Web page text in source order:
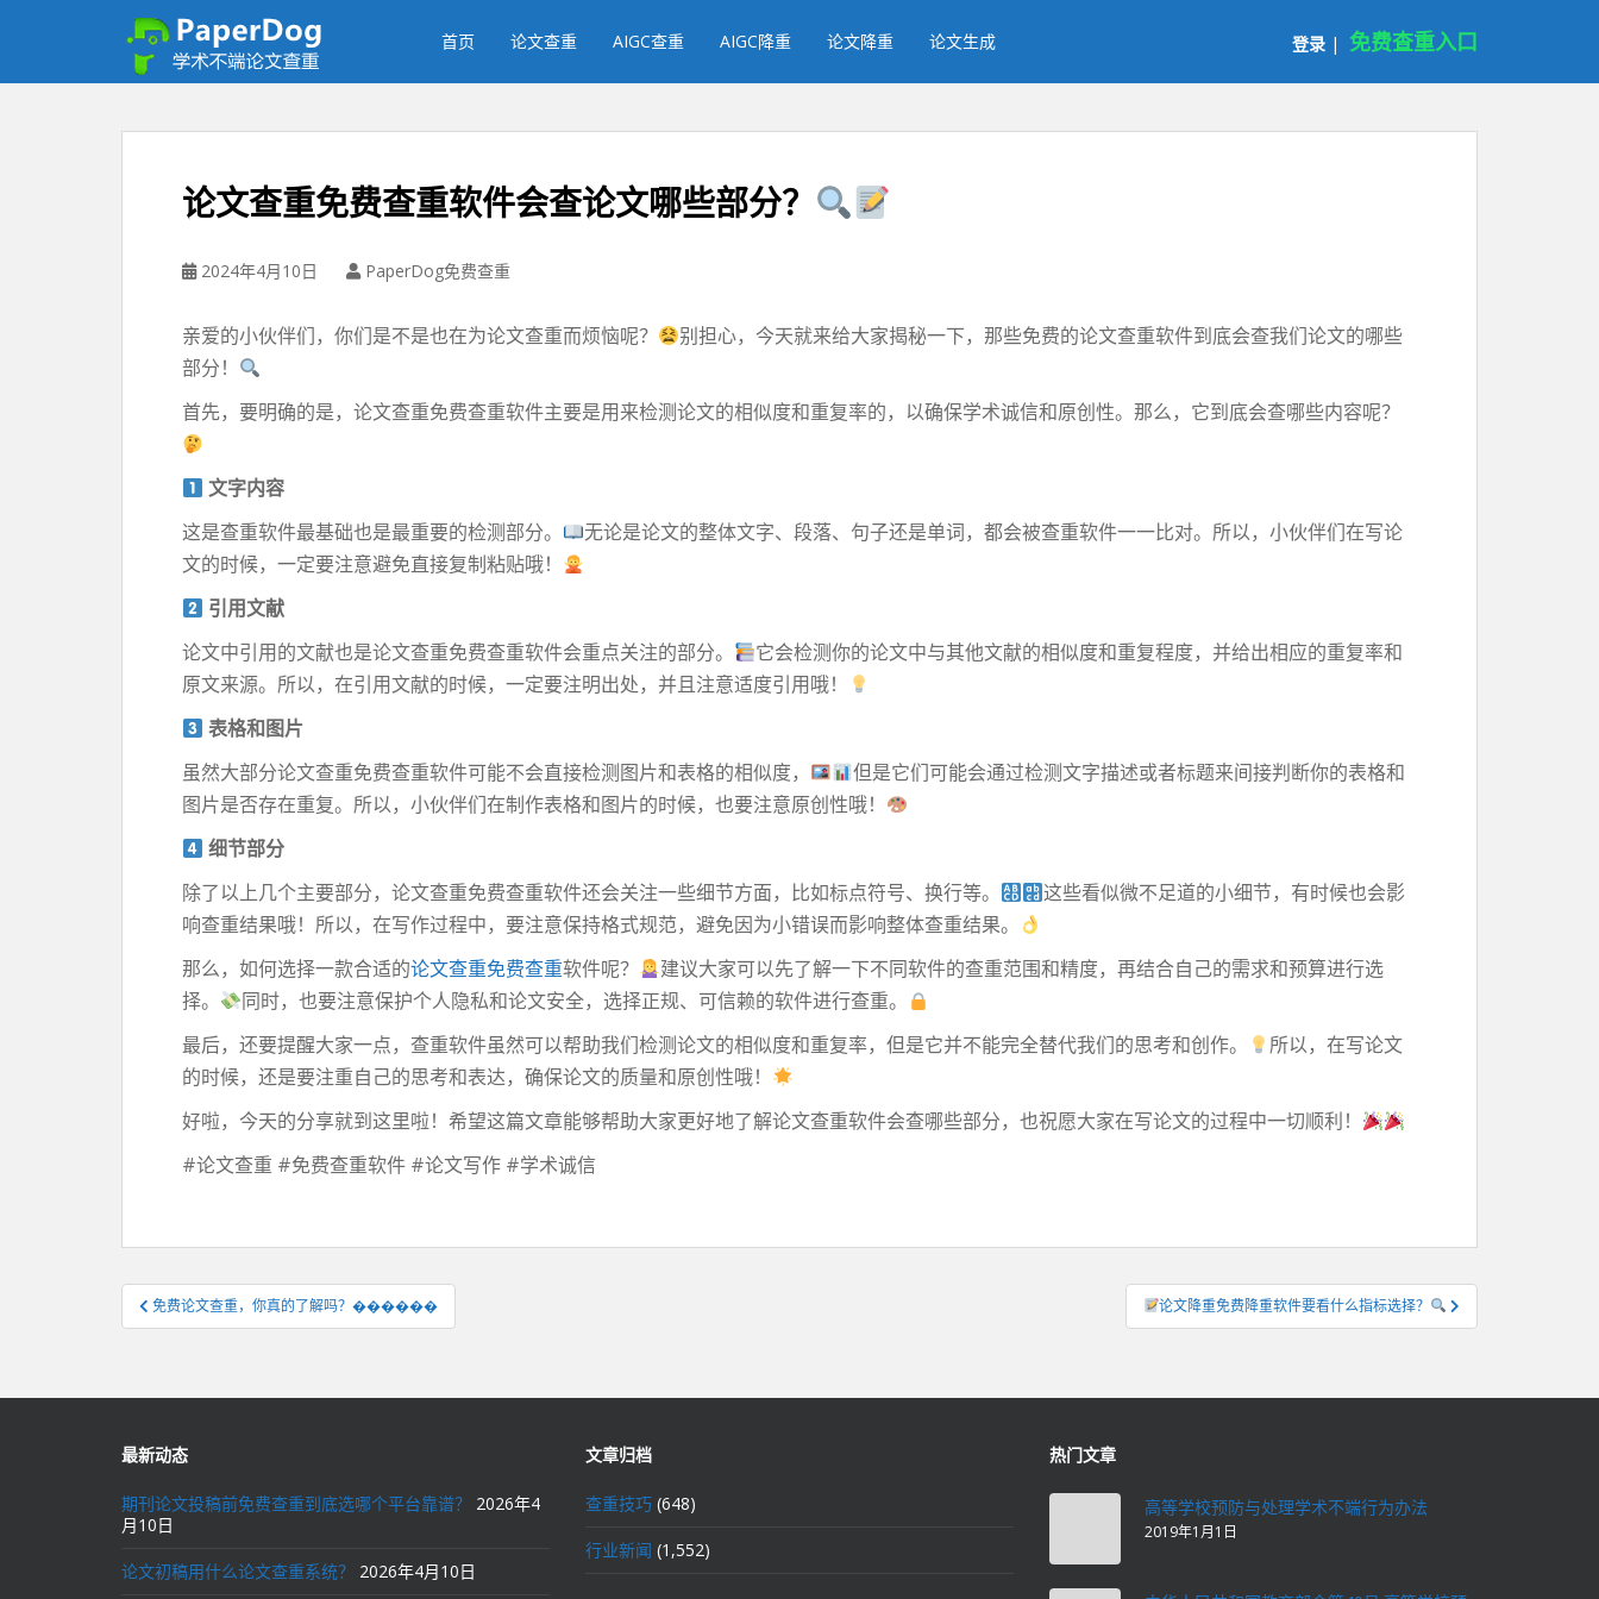
首页 论文查重 AIGC查重 AIGC降重 论文降重 论文生成 登录 | 免费查重入口
论文查重免费查重软件会查论文哪些部分？
2024年4月10日 PaperDog免费查重
亲爱的小伙伴们，你们是不是也在为论文查重而烦恼呢？
别担心，今天就来给大家揭秘一下，那些免费的论文查重软件到底会查我们论文的哪些
部分！
首先，要明确的是，论文查重免费查重软件主要是用来检测论文的相似度和重复率的，以确保学术诚信和原创性。那么，它到底会查哪些内容呢？
文字内容
这是查重软件最基础也是最重要的检测部分。
无论是论文的整体文字、段落、句子还是单词，都会被查重软件一一比对。所以，小伙伴们在写论
文的时候，一定要注意避免直接复制粘贴哦！
引用文献
论文中引用的文献也是论文查重免费查重软件会重点关注的部分。
它会检测你的论文中与其他文献的相似度和重复程度，并给出相应的重复率和
原文来源。所以，在引用文献的时候，一定要注明出处，并且注意适度引用哦！
表格和图片
虽然大部分论文查重免费查重软件可能不会直接检测图片和表格的相似度，
但是它们可能会通过检测文字描述或者标题来间接判断你的表格和
图片是否存在重复。所以，小伙伴们在制作表格和图片的时候，也要注意原创性哦！
细节部分
除了以上几个主要部分，论文查重免费查重软件还会关注一些细节方面，比如标点符号、换行等。
这些看似微不足道的小细节，有时候也会影
响查重结果哦！所以，在写作过程中，要注意保持格式规范，避免因为小错误而影响整体查重结果。
那么，如何选择一款合适的论文查重免费查重软件呢？
建议大家可以先了解一下不同软件的查重范围和精度，再结合自己的需求和预算进行选
择。
同时，也要注意保护个人隐私和论文安全，选择正规、可信赖的软件进行查重。
最后，还要提醒大家一点，查重软件虽然可以帮助我们检测论文的相似度和重复率，但是它并不能完全替代我们的思考和创作。
所以，在写论文
的时候，还是要注重自己的思考和表达，确保论文的质量和原创性哦！
好啦，今天的分享就到这里啦！希望这篇文章能够帮助大家更好地了解论文查重软件会查哪些部分，也祝愿大家在写论文的过程中一切顺利！
#论文查重 #免费查重软件 #论文写作 #学术诚信
文
章
航
免费论文查重，你真的了解吗？������ 论文降重免费降重软件要看什么指标选择？
最新动态
期刊论文投稿前免费查重到底选哪个平台靠谱？
2026年4
月10日
论文初稿用什么论文查重系统？ 2026年4月10日
文章归档
查重技巧 (648)
行业新闻 (1,552)
热门文章
高等学校预防与处理学术不端行为办法
2019年1月1日